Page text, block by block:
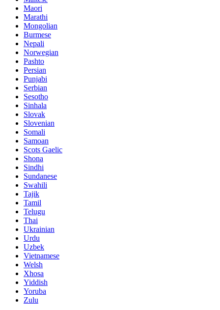
Maori
Marathi
Mongolian
Burmese
Nepali
Norwegian
Pashto
Persian
Punjabi
Serbian
Sesotho
Sinhala
Slovak
Slovenian
Somali
Samoan
Scots Gaelic
Shona
Sindhi
Sundanese
Swahili
Tajik
Tamil
Telugu
Thai
Ukrainian
Urdu
Uzbek
Vietnamese
Welsh
Xhosa
Yiddish
Yoruba
Zulu